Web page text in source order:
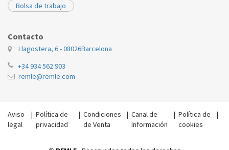
Bolsa de trabajo
Contacto
Llagostera, 6 - 08026Barcelona
+34 934 562 903
remle@remle.com
Aviso
legal
| Política de
privacidad
|Condiciones
de Venta
|Canal de
Información
| Política de
cookies
|